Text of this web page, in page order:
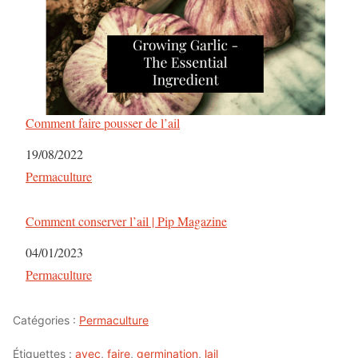
Comment faire pousser de l’ail
Date
19/08/2022
Par rapport à
Permaculture
Comment conserver l’ail | Pip Magazine
Date
04/01/2023
Par rapport à
Permaculture
Catégories : Permaculture
Étiquettes : avec, faire, germination, lail